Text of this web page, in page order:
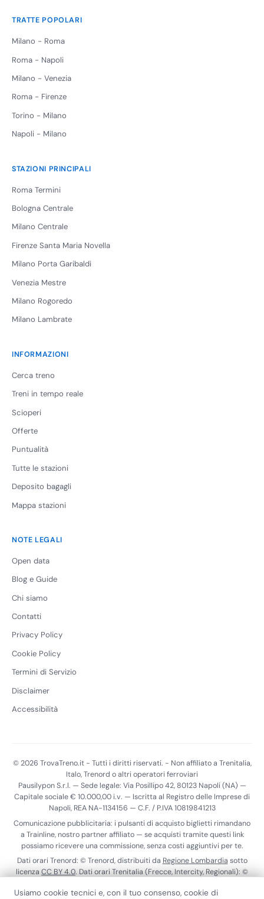
TRATTE POPOLARI
Milano - Roma
Roma - Napoli
Milano - Venezia
Roma - Firenze
Torino - Milano
Napoli - Milano
STAZIONI PRINCIPALI
Roma Termini
Bologna Centrale
Milano Centrale
Firenze Santa Maria Novella
Milano Porta Garibaldi
Venezia Mestre
Milano Rogoredo
Milano Lambrate
INFORMAZIONI
Cerca treno
Treni in tempo reale
Scioperi
Offerte
Puntualità
Tutte le stazioni
Deposito bagagli
Mappa stazioni
NOTE LEGALI
Open data
Blog e Guide
Chi siamo
Contatti
Privacy Policy
Cookie Policy
Termini di Servizio
Disclaimer
Accessibilità
© 2026 TrovaTreno.it - Tutti i diritti riservati. - Non affiliato a Trenitalia,
Italo, Trenord o altri operatori ferroviari
Pausilypon S.r.l. — Sede legale: Via Posillipo 42, 80123 Napoli (NA) —
Capitale sociale € 10.000,00 i.v. — Iscritta al Registro delle Imprese di
Napoli, REA NA-1134156 — C.F. / P.IVA 10819841213
Comunicazione pubblicitaria: i pulsanti di acquisto biglietti rimandano
a Trainline, nostro partner affiliato — se acquisti tramite questi link
possiamo ricevere una commissione, senza costi aggiuntivi per te.
Dati orari Trenord: © Trenord, distribuiti da Regione Lombardia sotto
licenzaCC BY 4.0. Dati orari Trenitalia (Frecce, Intercity, Regionali): ©
sensi del Reg. (UE) 2017/1926. Dati realtime Trenitalia:ViaggiaTreno
Usiamo cookie tecnici e, con il tuo consenso, cookie di